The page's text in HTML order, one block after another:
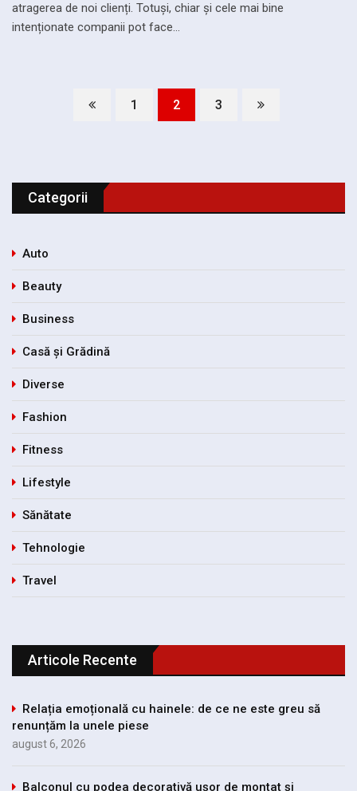
atragerea de noi clienți. Totuși, chiar și cele mai bine
intenționate companii pot face…
1 2 3
Categorii
Auto
Beauty
Business
Casă și Grădină
Diverse
Fashion
Fitness
Lifestyle
Sănătate
Tehnologie
Travel
Articole Recente
Relația emoțională cu hainele: de ce ne este greu să
renunțăm la unele piese
august 6, 2026
Balconul cu podea decorativă ușor de montat și